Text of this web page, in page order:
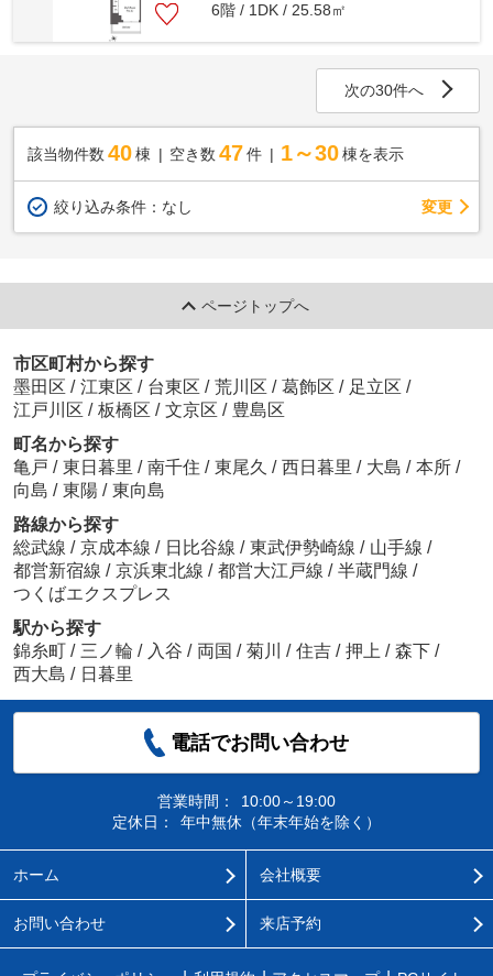
6階 / 1DK / 25.58㎡
次の30件へ
該当物件数 40棟 空き数 47 件 1～30 棟を表示
絞り込み条件： なし 変更
ページトップへ
市区町村から探す
墨田区 / 江東区 / 台東区 / 荒川区 / 葛飾区 / 足立区 /
江戸川区 / 板橋区 / 文京区 / 豊島区
町名から探す
亀戸 / 東日暮里 / 南千住 / 東尾久 / 西日暮里 / 大島 / 本所 /
向島 / 東陽 / 東向島
路線から探す
総武線 / 京成本線 / 日比谷線 / 東武伊勢崎線 / 山手線 /
都営新宿線 / 京浜東北線 / 都営大江戸線 / 半蔵門線 /
つくばエクスプレス
駅から探す
錦糸町 / 三ノ輪 / 入谷 / 両国 / 菊川 / 住吉 / 押上 / 森下 /
西大島 / 日暮里
電話でお問い合わせ
営業時間：
10:00～19:00
定休日：
年中無休（年末年始を除く）
ホーム 会社概要
お問い合わせ 来店予約